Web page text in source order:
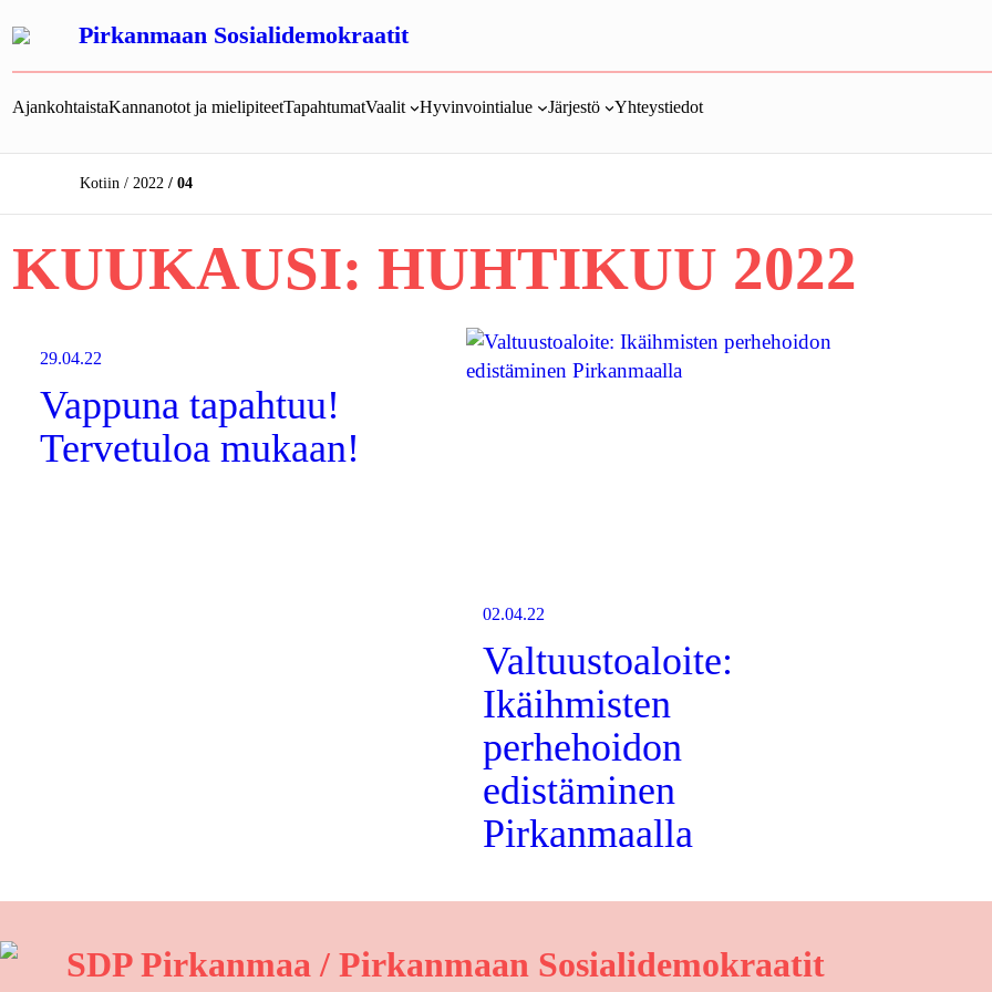
sisältöön
Pirkanmaan Sosialidemokraatit
AjankohtaistaKannanotot ja mielipiteetTapahtumatVaalit Hyvinvointialue Järjestö Yhteystiedot
Kotiin 2022 04
KUUKAUSI: HUHTIKUU 2022
29.04.22
Vappuna tapahtuu!
Tervetuloa mukaan!
02.04.22
Valtuustoaloite:
Ikäihmisten
perhehoidon
edistäminen
Pirkanmaalla
SDP Pirkanmaa / Pirkanmaan Sosialidemokraatit